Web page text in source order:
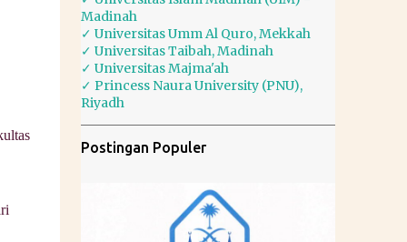
Madinah
✓ Universitas Umm Al Quro, Mekkah
✓ Universitas Taibah, Madinah
✓ Universitas Majma'ah
✓ Princess Naura University (PNU),
Riyadh
Postingan Populer